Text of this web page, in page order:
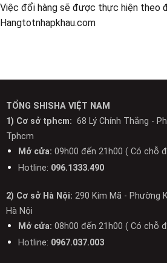
Việc đổi hàng sẽ được thực hiện theo
Hangtotnhapkhau.com
TỔNG SHISHA VIỆT NAM
1) Cơ sở tphcm: 68 Lý Chính Thắng -
Tphcm
Mở cửa: 09h00 đến 21h00 ( Có chỗ
Hotline: 096.1333.490
2) Cơ sở Hà Nội: 290 Kim Mã - Phường
Hà Nội
Mở cửa: 08h00 đến 21h00 ( Có chỗ
Hotline: 0967.037.003